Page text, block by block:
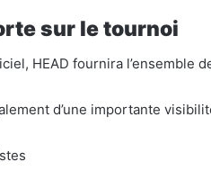
sur le tournoi
HEAD fournira l’ensemble
d’une importante